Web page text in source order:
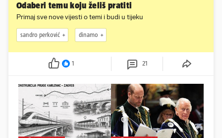
Odaberi temu koju želiš pratiti
Primaj sve nove vijesti o temi i budi u tijeku
sandro perković dinamo
1 21